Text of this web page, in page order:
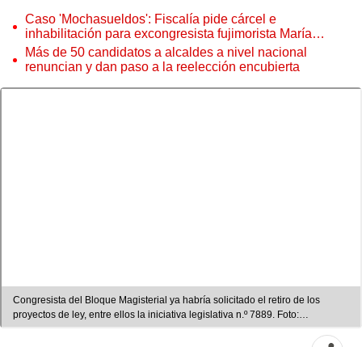
Caso 'Mochasueldos': Fiscalía pide cárcel e
inhabilitación para excongresista fujimorista María
Cordero Jon Tay
Más de 50 candidatos a alcaldes a nivel nacional
renuncian y dan paso a la reelección encubierta
Congresista del Bloque Magisterial ya habría solicitado el retiro de los
proyectos de ley, entre ellos la iniciativa legislativa n.º 7889. Foto:
composición LR/Paul Gutiérrez/Congreso de la República